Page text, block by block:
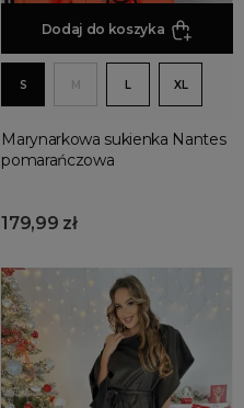
Dodaj do koszyka
S M L XL
Marynarkowa sukienka Nantes
pomarańczowa
179,99 zł